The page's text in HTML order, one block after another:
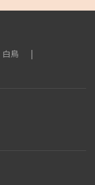
白鳥